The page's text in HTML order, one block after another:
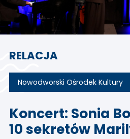
Kino
Bilety
Zajęcia stałe
Kontakt
RELACJA
Nowodworski Ośrodek Kultury
Koncert: Sonia
10 sekretów